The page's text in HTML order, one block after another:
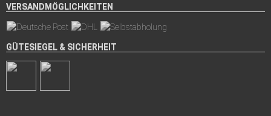
VERSANDMÖGLICHKEITEN
GÜTESIEGEL & SICHERHEIT